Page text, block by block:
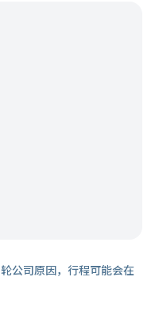
公司原因，行程可能会在